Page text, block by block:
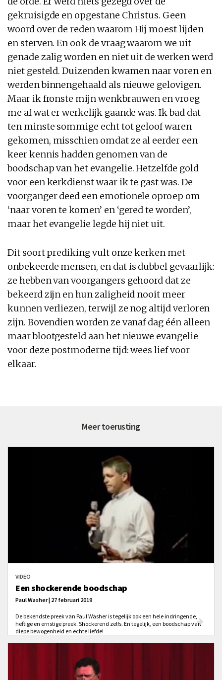
gekruisigde en opgestane Christus. Geen
woord over de reden waarom Hij moest lijden
en sterven. En ook de vraag waarom we uit
genade zalig worden en niet uit de werken werd
niet gesteld. Duizenden kwamen naar voren en
werden binnengehaald als nieuwe gelovigen.
Maar ik fronste mijn wenkbrauwen en vroeg
me af wat er werkelijk gaande was. Ik bad dat
ten minste sommige echt tot geloof waren
gekomen, misschien omdat ze al eerder een
keer kennis hadden genomen van de
boodschap van het evangelie. Hetzelfde gold
voor een kerkdienst waar ik te gast was. De
voorganger deed een emotionele oproep om
‘naar voren te komen’ en ‘gered te worden’,
maar het evangelie legde hij niet uit.
Dit soort prediking vult onze kerken met
onbekeerde mensen, en dat is dubbel gevaarlijk:
ze hebben van voorgangers gehoord dat ze
bekeerd zijn en hun zaligheid nooit meer
kunnen verliezen, terwijl ze nog altijd verloren
zijn. Bovendien worden ze vanaf dag één alleen
maar blootgesteld aan het nieuwe evangelie
voor deze postmoderne tijd: wees lief voor
elkaar.
Meer toerusting
VIDEO
Een shockerende boodschap
Paul Washer | 27 februari 2019
De bekendste preek van Paul Washer is tegelijk ook een hele indringende,
heftige en ernstige preek. Shockerend zelfs. En tegelijk, een boodschap van
diepe bewogenheid en echte liefde!